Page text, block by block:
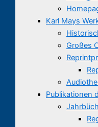
Karl Mays
Großes
Publikationen